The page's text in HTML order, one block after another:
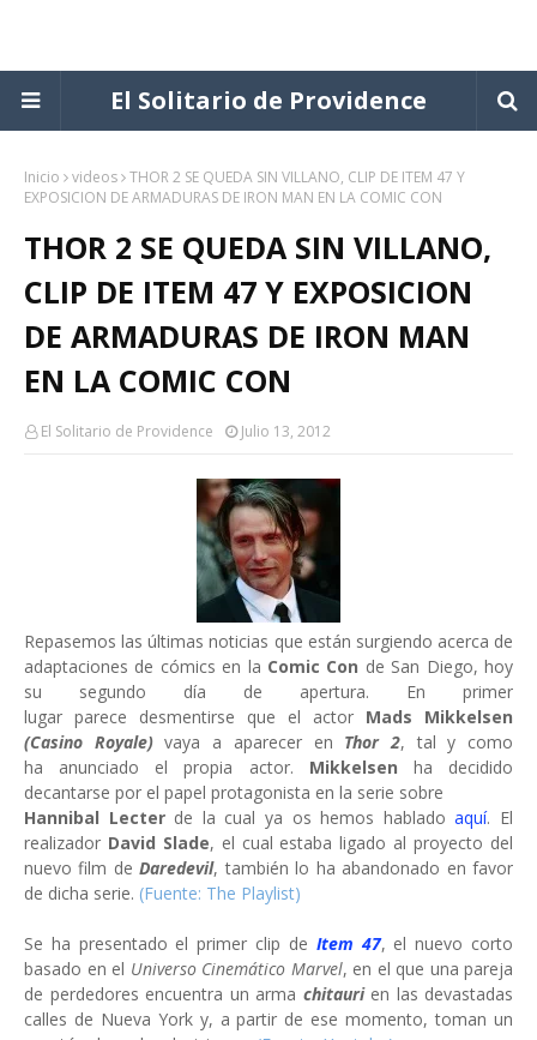
El Solitario de Providence
Inicio videos THOR 2 SE QUEDA SIN VILLANO, CLIP DE ITEM 47 Y
EXPOSICION DE ARMADURAS DE IRON MAN EN LA COMIC CON
THOR 2 SE QUEDA SIN VILLANO,
CLIP DE ITEM 47 Y EXPOSICION
DE ARMADURAS DE IRON MAN
EN LA COMIC CON
El Solitario de Providence Julio 13, 2012
Repasemos las últimas noticias que están surgiendo acerca de
adaptaciones de cómics en la Comic Con de San Diego, hoy
su segundo día de apertura. En primer
lugar parece desmentirse que el actor Mads Mikkelsen
(Casino Royale)vaya a aparecer en Thor 2, tal y como
ha anunciado el propia actor. Mikkelsen ha decidido
decantarse por el papel protagonista en la serie sobre
Hannibal Lecterde la cual ya os hemos habladoaquí. El
realizador David Slade, el cual estaba ligado al proyecto del
nuevo film deDaredevil, también lo ha abandonado en favor
de dicha serie. (Fuente: The Playlist)
Se ha presentado el primer clip de Item 47, el nuevo corto
basado en el Universo Cinemático Marvel, en el que una pareja
de perdedores encuentra un arma chitauri en las devastadas
calles de Nueva York y, a partir de ese momento, toman un